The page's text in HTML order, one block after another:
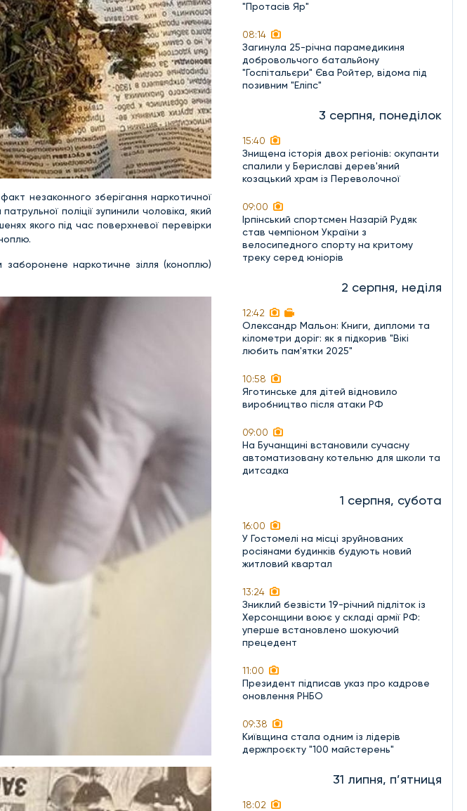
факт незаконного зберігання наркотичної
поліції зупинили чоловіка, який
якого під час поверхневої перевірки
наркотичне зілля (коноплю)
"Протасів Яр"
08:14
Загинула 25-річна парамедикиня
добровольчого батальйону
"Госпітальєри" Єва Ройтер, відома під
позивним "Еліпс"
3 серпня, понеділок
15:40
Знищена історія двох регіонів: окупанти
спалили у Бериславі дерев'яний
козацький храм із Переволочної
09:00
Ірпінський спортсмен Назарій Рудяк
став чемпіоном України з
велосипедного спорту на критому
треку серед юніорів
2 серпня, неділя
12:42
Олександр Мальон: Книги, дипломи та
кілометри доріг: як я підкорив "Вікі
любить пам'ятки 2025"
10:58
Яготинське для дітей відновило
виробництво після атаки РФ
09:00
На Бучанщині встановили сучасну
автоматизовану котельню для школи та
дитсадка
1 серпня, субота
16:00
У Гостомелі на місці зруйнованих
росіянами будинків будують новий
житловий квартал
13:24
Зниклий безвісти 19-річний підліток із
Херсонщини воює у складі армії РФ:
уперше встановлено шокуючий
прецедент
11:00
Президент підписав указ про кадрове
оновлення РНБО
09:38
Київщина стала одним із лідерів
держпроєкту "100 майстерень"
31 липня, п’ятниця
18:02